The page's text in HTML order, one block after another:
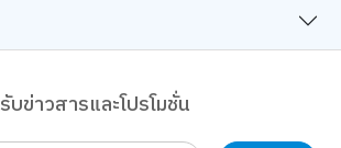
รับข่าวสารและโปรโมชั่น